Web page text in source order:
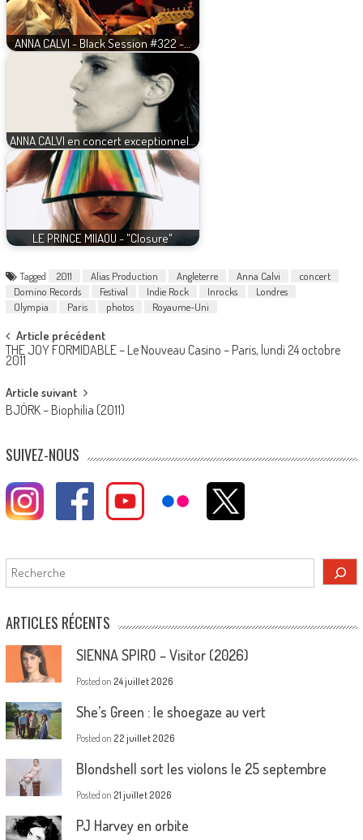
ANNA CALVI - Black Session #322 -…
ANNA CALVI en concert exceptionnel…
LE PRINCE MIIAOU - "Closure"
Tagged 2011 Alias Production Angleterre Anna Calvi
concert
Domino Records
Festival Indie Rock Inrocks
Londres
Olympia
Paris photos Royaume-Uni
Post
navigation
Article précédent
THE JOY FORMIDABLE – Le Nouveau Casino – Paris, lundi 24 octobre
2011
Article suivant
BJÖRK – Biophilia (2011)
SUIVEZ-NOUS
Rechercher
ARTICLES RÉCENTS
SIENNA SPIRO – Visitor (2026)
Posted on 24 juillet 2026
She’s Green : le shoegaze au vert
Posted on 22 juillet 2026
Blondshell sort les violons le 25 septembre
Posted on 21 juillet 2026
PJ Harvey en orbite